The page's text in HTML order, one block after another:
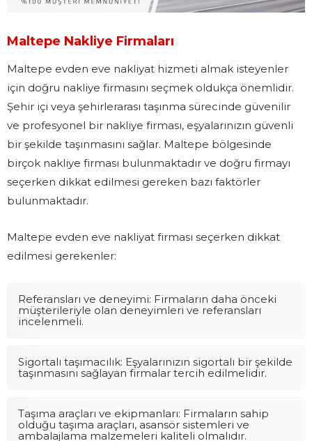
Maltepe Nakliye Firmaları
Maltepe evden eve nakliyat hizmeti almak isteyenler
için doğru nakliye firmasını seçmek oldukça önemlidir.
Şehir içi veya şehirlerarası taşınma sürecinde güvenilir
ve profesyonel bir nakliye firması, eşyalarınızın güvenli
bir şekilde taşınmasını sağlar. Maltepe bölgesinde
birçok nakliye firması bulunmaktadır ve doğru firmayı
seçerken dikkat edilmesi gereken bazı faktörler
bulunmaktadır.
Maltepe evden eve nakliyat firması seçerken dikkat
edilmesi gerekenler:
Referansları ve deneyimi: Firmaların daha önceki
müşterileriyle olan deneyimleri ve referansları
incelenmeli.
Sigortalı taşımacılık: Eşyalarınızın sigortalı bir şekilde
taşınmasını sağlayan firmalar tercih edilmelidir.
Taşıma araçları ve ekipmanları: Firmaların sahip
olduğu taşıma araçları, asansör sistemleri ve
ambalajlama malzemeleri kaliteli olmalıdır.